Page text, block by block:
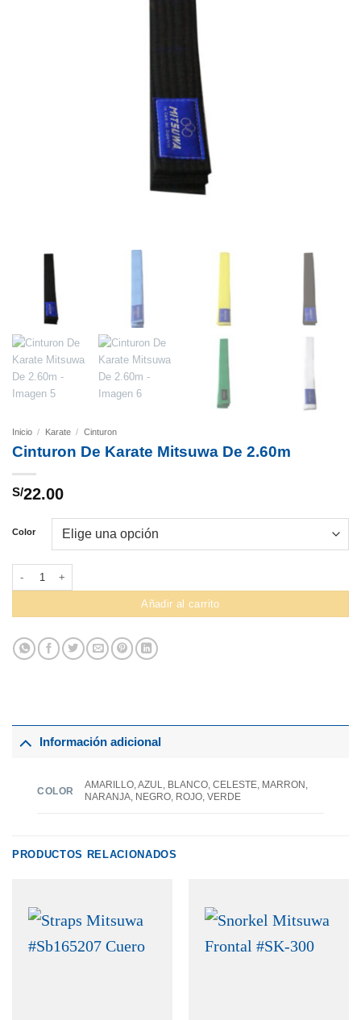
Inicio / Karate / Cinturon
Cinturon De Karate Mitsuwa De 2.60m
S/22.00
Color
Añadir al carrito
Información adicional
COLOR
AMARILLO, AZUL, BLANCO, CELESTE, MARRON,
NARANJA, NEGRO, ROJO, VERDE
PRODUCTOS RELACIONADOS